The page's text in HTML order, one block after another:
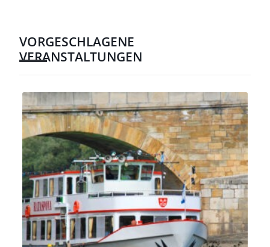
VORGESCHLAGENE
VERANSTALTUNGEN